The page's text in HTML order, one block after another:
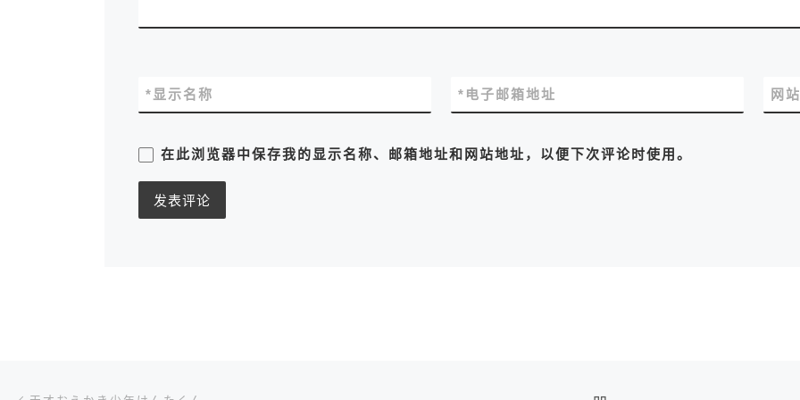
显示名称
* 电子邮箱地址
* 网
在此浏览器中保存我的显示名称、邮箱地址和网站地址，以便下次评论时使用。
文章导航